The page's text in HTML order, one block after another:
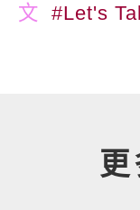
文
#Let's